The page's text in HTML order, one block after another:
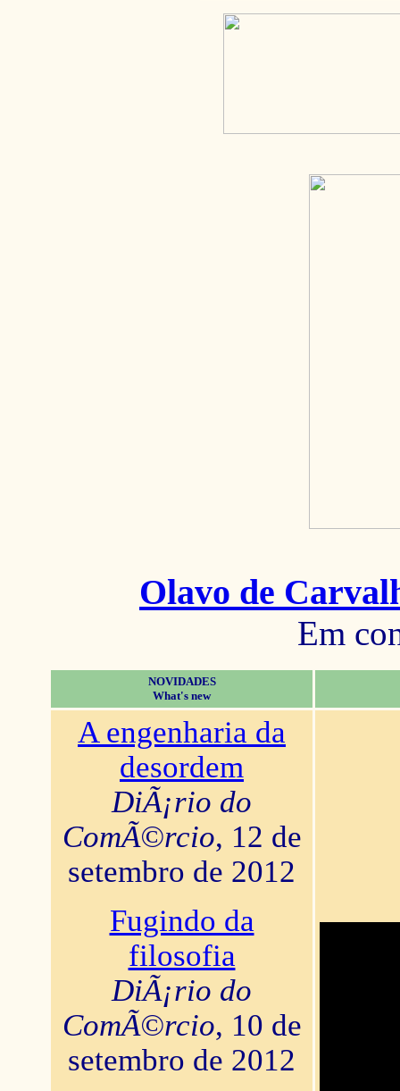
Olavo de
Em
NOVIDADES
What's new
A engenharia da
desordem
DiÃ¡rio do
ComÃ©rcio, 12 de
setembro de 2012
Fugindo da
filosofia
DiÃ¡rio do
ComÃ©rcio, 10 de
setembro de 2012